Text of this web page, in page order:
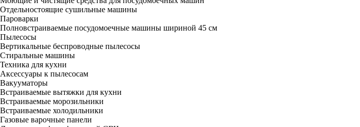
Отдельностоящие сушильные машины
Пароварки
Полновстраиваемые посудомоечные машины шириной 45 см
Пылесосы
Вертикальные беспроводные пылесосы
Стиральные машины
Техника для кухни
Аксессуары к пылесосам
Вакууматоры
Встраиваемые вытяжки для кухни
Встраиваемые морозильники
Встраиваемые холодильники
Газовые варочные панели